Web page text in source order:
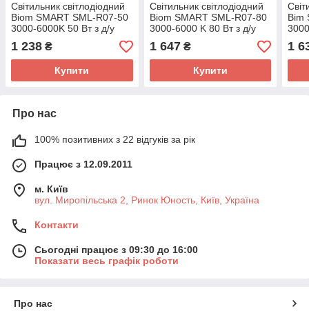
Світильник світлодіодний
Biom SMART SML-R07-50
3000-6000K 50 Вт з д/у
1 238 ₴
Купити
Світильник світлодіодний
Biom SMART SML-R07-80
3000-6000 K 80 Вт з д/у
1 647₴
Купити
Bim
1
Про нас
100% позитивних з 22 відгуків за рік
Працює з 12.09.2011
м. Київ
вул. Миропільська 2, Ринок Юность, Київ, Україна
Контакти
Сьогодні працює з 09:30 до 16:00
Показати весь графік роботи
Про нас